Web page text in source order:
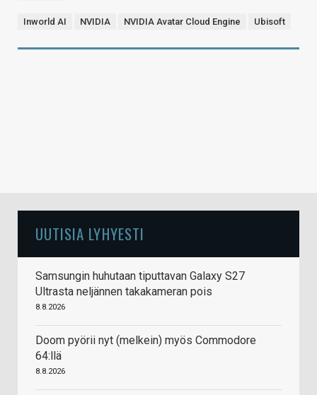
Inworld AI NVIDIA NVIDIA Avatar Cloud Engine Ubisoft
UUTISIA LYHYESTI
Samsungin huhutaan tiputtavan Galaxy S27
Ultrasta neljännen takakameran pois
8.8.2026
Doom pyörii nyt (melkein) myös Commodore
64:llä
8.8.2026